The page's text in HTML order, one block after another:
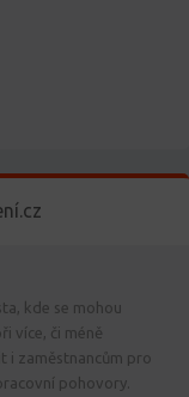
kde se mohou
více, či méně
i zaměstnancům pro
pohovory.